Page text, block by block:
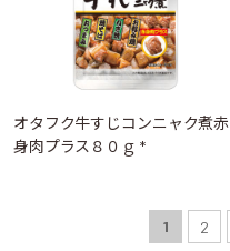
オタフク牛すじコンニャク煮赤
身肉プラス８０ｇ *
1 2